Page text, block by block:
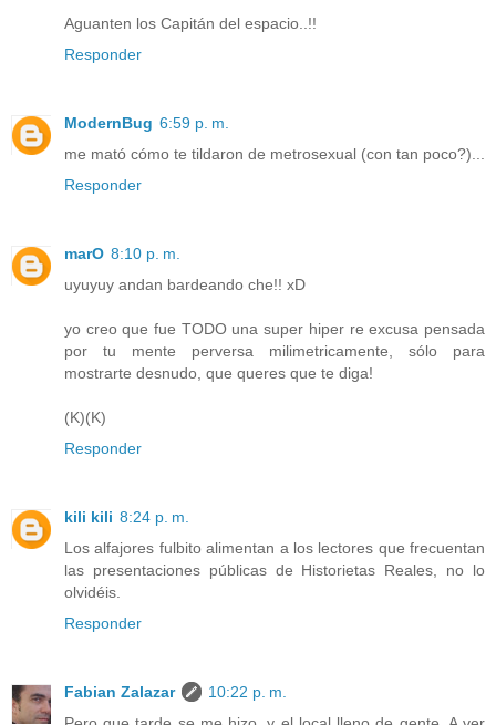
Aguanten los Capitán del espacio..!!
Responder
ModernBug 6:59 p. m.
me mató cómo te tildaron de metrosexual (con tan poco?)...
Responder
marO 8:10 p. m.
uyuyuy andan bardeando che!! xD
yo creo que fue TODO una super hiper re excusa pensada
por tu mente perversa milimetricamente, sólo para
mostrarte desnudo, que queres que te diga!
(K)(K)
Responder
kili kili 8:24 p. m.
Los alfajores fulbito alimentan a los lectores que frecuentan
las presentaciones públicas de Historietas Reales, no lo
olvidéis.
Responder
Fabian Zalazar
10:22 p. m.